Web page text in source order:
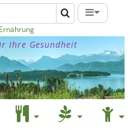
Ihre Gesundheit